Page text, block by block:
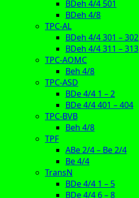
BDeh 4/4 501
BDeh 4/8
TPC-AL
BDeh 4/4 301 – 302
BDeh 4/4 311 – 313
TPC-AOMC
Beh 4/8
TPC-ASD
BDe 4/4 1 – 2
BDe 4/4 401 – 404
TPC-BVB
Beh 4/8
TPF
ABe 2/4 – Be 2/4
Be 4/4
TransN
BDe 4/4 1 – 5
BDe 4/4 6 – 8